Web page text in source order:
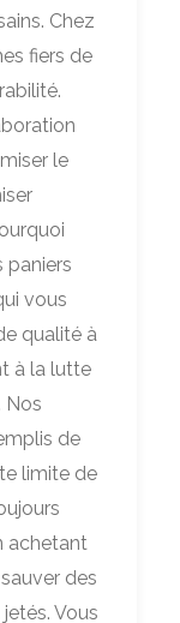
Chez
fiers de
le
paniers
vous
qualité à
à la lutte
Nos
de
limite de
achetant
des
Vous